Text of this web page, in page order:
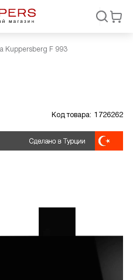
Kuppersberg F 993
Код товара: 1726262